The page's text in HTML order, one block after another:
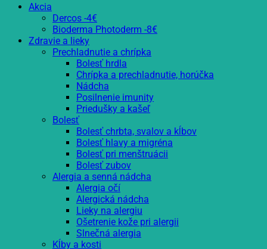
Akcia
Dercos -4€
Bioderma Photoderm -8€
Zdravie a lieky
Prechladnutie a chrípka
Bolesť hrdla
Chrípka a prechladnutie, horúčka
Nádcha
Posilnenie imunity
Priedušky a kašeľ
Bolesť
Bolesť chrbta, svalov a kĺbov
Bolesť hlavy a migréna
Bolesť pri menštruácii
Bolesť zubov
Alergia a senná nádcha
Alergia očí
Alergická nádcha
Lieky na alergiu
Ošetrenie kože pri alergii
Slnečná alergia
Kĺby a kosti